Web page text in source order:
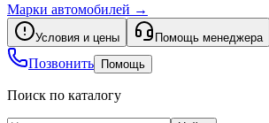
Марки автомобилей →
Условия и цены Помощь менеджера
Позвонить Помощь
Поиск по каталогу